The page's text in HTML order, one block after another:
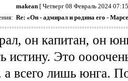
makean[ Четверг 08 Февраль 2024
Re: «Он - адмирал и родина его -
он капитан, он
истину. Это
а всего лишь юнга.